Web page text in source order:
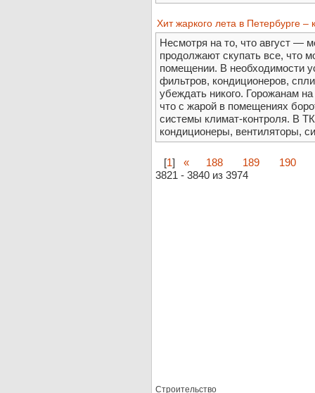
Хит жаркого лета в Петербурге –
Несмотря на то, что август —
продолжают скупать все, что
помещении. В необходимости
фильтров, кондиционеров,
убеждать никого. Горожанам
что с жарой в помещениях
системы климат-контроля. В
кондиционеры, вентиляторы,
[1] « 188 189
190
3821 - 3840 из 3974
Строительство